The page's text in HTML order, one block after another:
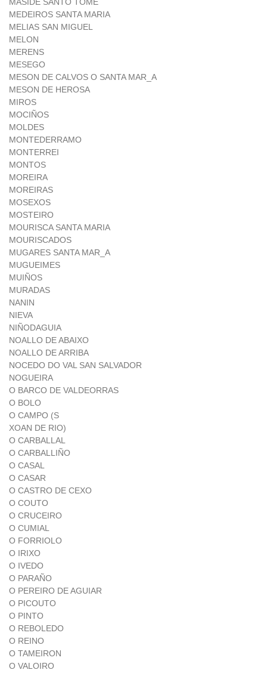
MEDEIROS SANTA MARIA
MELIAS SAN MIGUEL
MELON
MERENS
MESEGO
MESON DE CALVOS O SANTA MAR_A
MESON DE HEROSA
MIROS
MOCIÑOS
MOLDES
MONTEDERRAMO
MONTERREI
MONTOS
MOREIRA
MOREIRAS
MOSEXOS
MOSTEIRO
MOURISCA SANTA MARIA
MOURISCADOS
MUGARES SANTA MAR_A
MUGUEIMES
MUIÑOS
MURADAS
NANIN
NIEVA
NIÑODAGUIA
NOALLO DE ABAIXO
NOALLO DE ARRIBA
NOCEDO DO VAL SAN SALVADOR
NOGUEIRA
O BARCO DE VALDEORRAS
O BOLO
O CAMPO (S
XOAN DE RIO)
O CARBALLAL
O CARBALLIÑO
O CASAL
O CASAR
O CASTRO DE CEXO
O COUTO
O CRUCEIRO
O CUMIAL
O FORRIOLO
O IRIXO
O IVEDO
O PARAÑO
O PEREIRO DE AGUIAR
O PICOUTO
O PINTO
O REBOLEDO
O REINO
O TAMEIRON
O VALOIRO